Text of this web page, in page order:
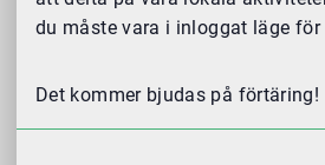
du måste vara i inloggat läge
Det kommer bjudas på förtäring!